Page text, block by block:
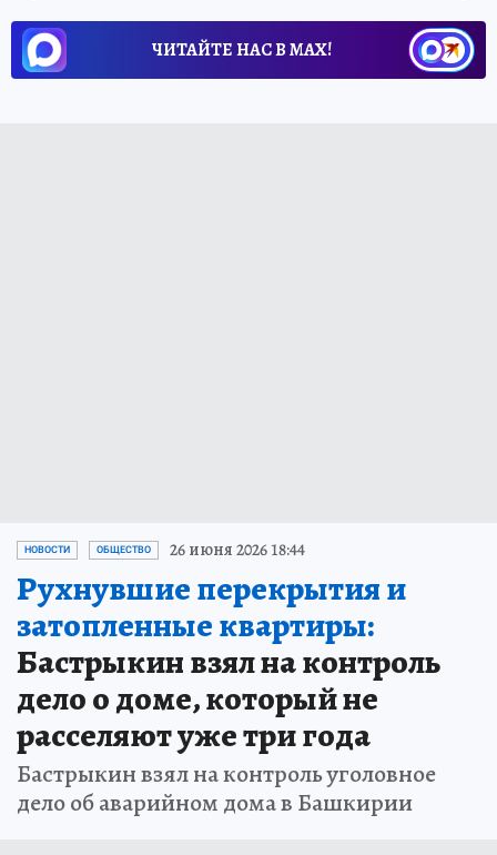
ЧИТАЙТЕ НАС В МАХ!
НОВОСТИ ОБЩЕСТВО 26 июня 2026 18:44
Рухнувшие перекрытия и
затопленные квартиры:
Бастрыкин взял на контроль
дело о доме, который не
расселяют уже три года
Бастрыкин взял на контроль уголовное
дело об аварийном дома в Башкирии